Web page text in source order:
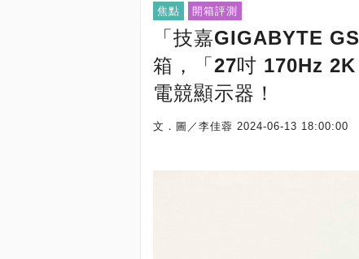
焦點
開箱評測
「技嘉GIGABYTE
箱，「27吋 170Hz
電競顯示器！
文．圖／李佳蓉 2024-06-13 18:00:00